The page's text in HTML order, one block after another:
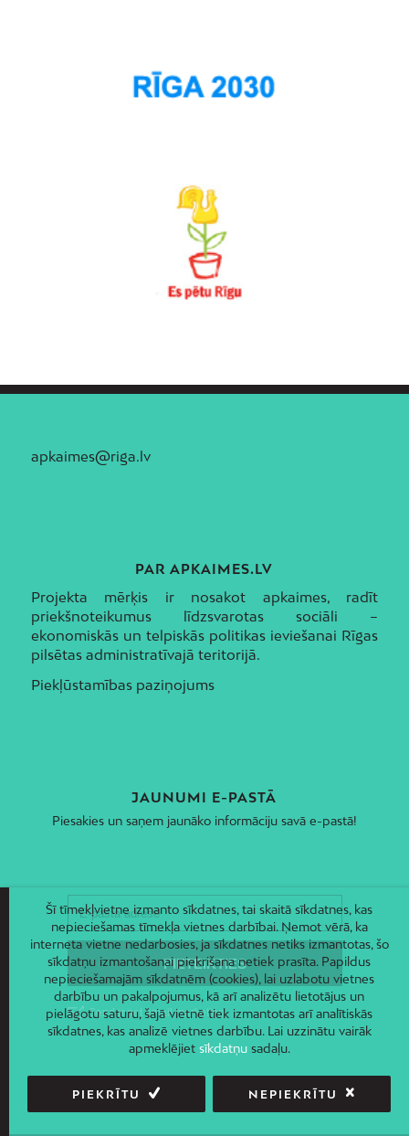
apkaimes@riga.lv
PAR APKAIMES.LV
Projekta mērķis ir nosakot apkaimes, radīt
priekšnoteikumus līdzsvarotas sociāli –
ekonomiskās un telpiskās politikas ieviešanai Rīgas
pilsētas administratīvajā teritorijā.
Piekļūstamības paziņojums
JAUNUMI E-PASTĀ
Piesakies un saņem jaunāko informāciju savā e-pastā!
Šī tīmekļvietne izmanto sīkdatnes, tai skaitā sīkdatnes, kas
nepieciešamas tīmekļa vietnes darbībai. Ņemot vērā, ka
interneta vietne nedarbosies, ja sīkdatnes netiks izmantotas, šo
sīkdatņu izmantošanai piekrišana netiek prasīta. Papildus
nepieciešamajām sīkdatnēm (cookies), lai uzlabotu vietnes
darbību un pakalpojumus, kā arī analizētu lietotājus un
pielāgotu saturu, šajā vietnē tiek izmantotas arī analītiskās
sīkdatnes, kas analizē vietnes darbību. Lai uzzinātu vairāk
apmeklējiet sīkdatņusadaļu.
PIEKRĪTU NEPIEKRĪTU